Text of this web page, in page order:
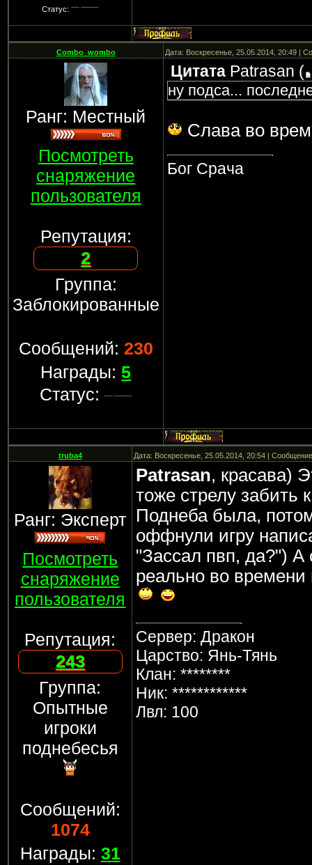
Статус:
Combo_wombo Дата: Воскресенье, 25.05.2014, 20:49 |
Ранг: Местный
Посмотреть
снаряжение
пользователя
Репутация:
2
Группа:
Заблокированные
Сообщений: 230
Награды:5
Статус:
Цитата Patrasan (
ну подса...
Cлава во
Бог Срача
truba4 Дата: Воскресенье, 25.05.2014, 20:54 |
Ранг: Эксперт
Посмотреть
снаряжение
пользователя
Репутация:
243
Группа:
Опытные
игроки
поднебесья
Сообщений:
1074
Награды: 31
Patrasan, красава)
тоже стрелу забить
Поднеба была,
оффнули игру
"Зассал пвп, да?") А
реально во
Сервер: Дракон
Царство: Янь-Тянь
Клан: ********
Ник: ************
Лвл: 100